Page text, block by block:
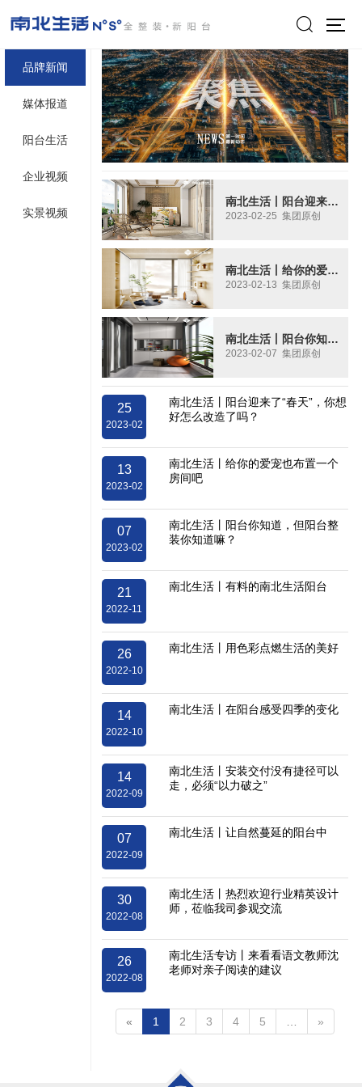

品牌新闻
媒体报道
阳台生活
企业视频
实景视频
南北生活丨阳台迎来了“春天”，你想好怎么改造了吗？
2023-02-25 集团原创
南北生活丨给你的爱宠也布置一个房间吧
2023-02-13 集团原创
南北生活丨阳台你知道，但阳台整装你知道嘛？
2023-02-07 集团原创
25
2023-02
南北生活丨阳台迎来了“春天”，你想
好怎么改造了吗？
13
2023-02
南北生活丨给你的爱宠也布置一个
房间吧
07
2023-02
南北生活丨阳台你知道，但阳台整
装你知道嘛？
21
2022-11
南北生活丨有料的南北生活阳台
26
2022-10
南北生活丨用色彩点燃生活的美好
14
2022-10
南北生活丨在阳台感受四季的变化
14
2022-09
南北生活丨安装交付没有捷径可以
走，必须“以力破之”
07
2022-09
南北生活丨让自然蔓延的阳台中
30
2022-08
南北生活丨热烈欢迎行业精英设计
师，莅临我司参观交流
26
2022-08
南北生活专访丨来看看语文教师沈
老师对亲子阅读的建议
« 1 2 3 4 5 »